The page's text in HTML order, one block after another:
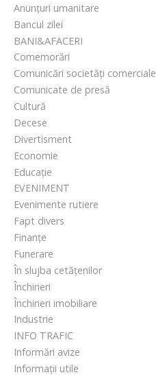
Anunțuri umanitare
Bancul zilei
BANI&AFACERI
Comemorări
Comunicări societăți comerciale
Comunicate de presă
Cultură
Decese
Divertisment
Economie
Educație
EVENIMENT
Evenimente rutiere
Fapt divers
Finanțe
Funerare
În slujba cetățenilor
Închirieri
Închirieri imobiliare
Industrie
INFO TRAFIC
Informări avize
Informații utile